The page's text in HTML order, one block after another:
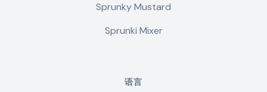
Sprunky Mustard
Sprunki Mixer
语言